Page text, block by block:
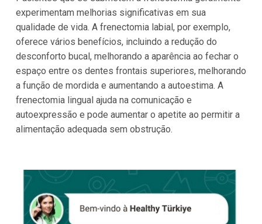
experimentam melhorias significativas em sua
qualidade de vida. A frenectomia labial, por exemplo,
oferece vários benefícios, incluindo a redução do
desconforto bucal, melhorando a aparência ao fechar o
espaço entre os dentes frontais superiores, melhorando
a função de mordida e aumentando a autoestima. A
frenectomia lingual ajuda na comunicação e
autoexpressão e pode aumentar o apetite ao permitir a
alimentação adequada sem obstrução.